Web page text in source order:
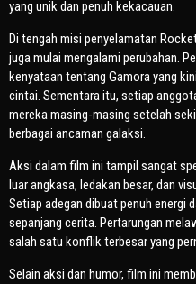
yang unik dan penuh kekacauan.
Di tengah misi penyelamatan
juga mulai mengalami perubahan.
kenyataan tentang Gamora yang
cintai. Sementara itu, setiap
mereka masing-masing setelah
berbagai ancaman galaksi.
Aksi dalam film ini tampil sangat
luar angkasa, ledakan besar, dan
Setiap adegan dibuat penuh energi
sepanjang cerita. Pertarungan
salah satu konflik terbesar yang
Selain aksi dan humor, film ini